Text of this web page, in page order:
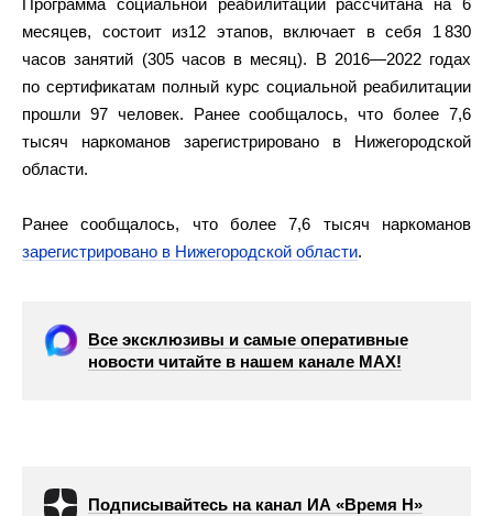
Программа социальной реабилитации рассчитана на 6
месяцев, состоит из12 этапов, включает в себя 1 830
часов занятий (305 часов в месяц). В 2016—2022 годах
по сертификатам полный курс социальной реабилитации
прошли 97 человек. Ранее сообщалось, что более 7,6
тысяч наркоманов зарегистрировано в Нижегородской
области.
Ранее сообщалось, что более 7,6 тысяч наркоманов
зарегистрировано в Нижегородской области.
Все эксклюзивы и самые оперативные
новости читайте в нашем канале МАХ!
Подписывайтесь на канал ИА «Время Н»